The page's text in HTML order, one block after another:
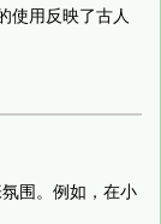
使用反映了古人
围。例如，在小